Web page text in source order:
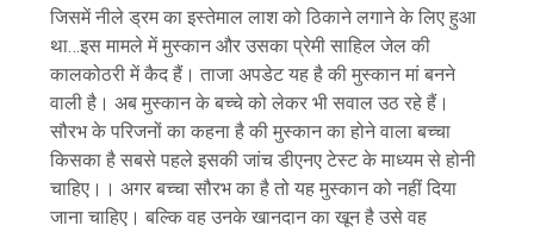
जिसमें नीले ड्रम का इस्तेमाल लाश को ठिकाने लगाने के लिए हुआ
था…इस मामले में मुस्कान और उसका प्रेमी साहिल जेल की
कालकोठरी में कैद हैं। ताजा अपडेट यह है की मुस्कान मां बनने
वाली है। अब मुस्कान के बच्चे को लेकर भी सवाल उठ रहे हैं।
सौरभ के परिजनों का कहना है की मुस्कान का होने वाला बच्चा
किसका है सबसे पहले इसकी जांच डीएनए टेस्ट के माध्यम से होनी
चाहिए।। अगर बच्चा सौरभ का है तो यह मुस्कान को नहीं दिया
जाना चाहिए। बल्कि वह उनके खानदान का खून है उसे वह